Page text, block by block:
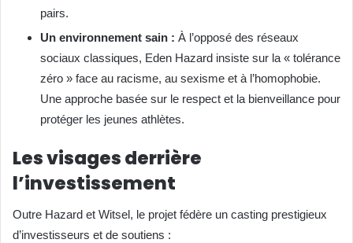
pairs.
Un environnement sain : À l’opposé des réseaux
sociaux classiques, Eden Hazard insiste sur la « tolérance
zéro » face au racisme, au sexisme et à l’homophobie.
Une approche basée sur le respect et la bienveillance pour
protéger les jeunes athlètes.
Les visages derrière
l’investissement
Outre Hazard et Witsel, le projet fédère un casting prestigieux
d’investisseurs et de soutiens :